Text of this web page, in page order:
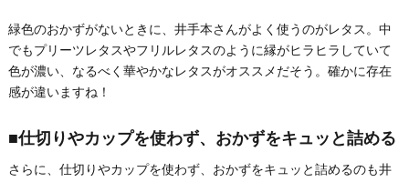
緑色のおかずがないときに、井手本さんがよく使うのがレタス。中
でもプリーツレタスやフリルレタスのように縁がヒラヒラしていて
色が濃い、なるべく華やかなレタスがオススメだそう。確かに存在
感が違いますね！
■仕切りやカップを使わず、おかずをキュッと詰める
さらに、仕切りやカップを使わず、おかずをキュッと詰めるのも井